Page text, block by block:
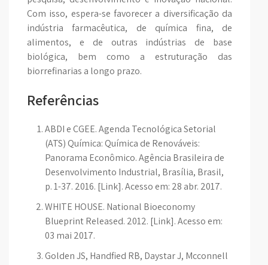
Com isso, espera-se favorecer a diversificação da
indústria farmacêutica, de química fina, de
alimentos, e de outras indústrias de base
biológica, bem como a estruturação das
biorrefinarias a longo prazo.
Referências
ABDI e CGEE. Agenda Tecnológica Setorial
(ATS) Química: Química de Renováveis:
Panorama Econômico. Agência Brasileira de
Desenvolvimento Industrial, Brasília, Brasil,
p. 1-37. 2016. [Link]. Acesso em: 28 abr. 2017.
WHITE HOUSE. National Bioeconomy
Blueprint Released. 2012. [Link]. Acesso em:
03 mai 2017.
Golden JS, Handfied RB, Daystar J, Mcconnell